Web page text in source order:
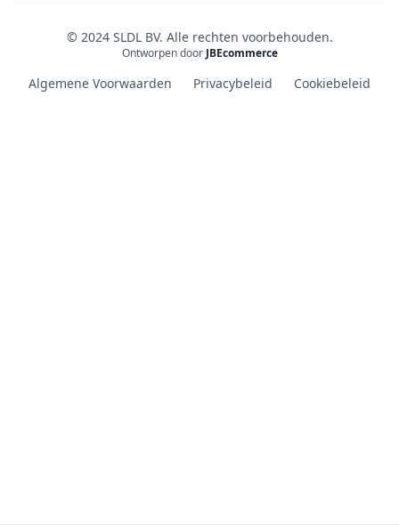
© 2024 SLDL BV. Alle rechten voorbehouden.
Ontworpen door JBEcommerce
Algemene Voorwaarden Privacybeleid Cookiebeleid